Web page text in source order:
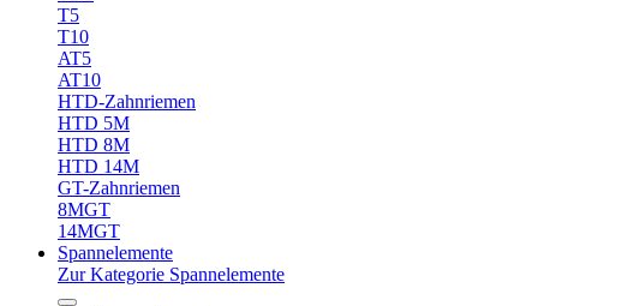
T5
T10
AT5
AT10
HTD-Zahnriemen
HTD 5M
HTD 8M
HTD 14M
GT-Zahnriemen
8MGT
14MGT
Spannelemente
Zur Kategorie Spannelemente